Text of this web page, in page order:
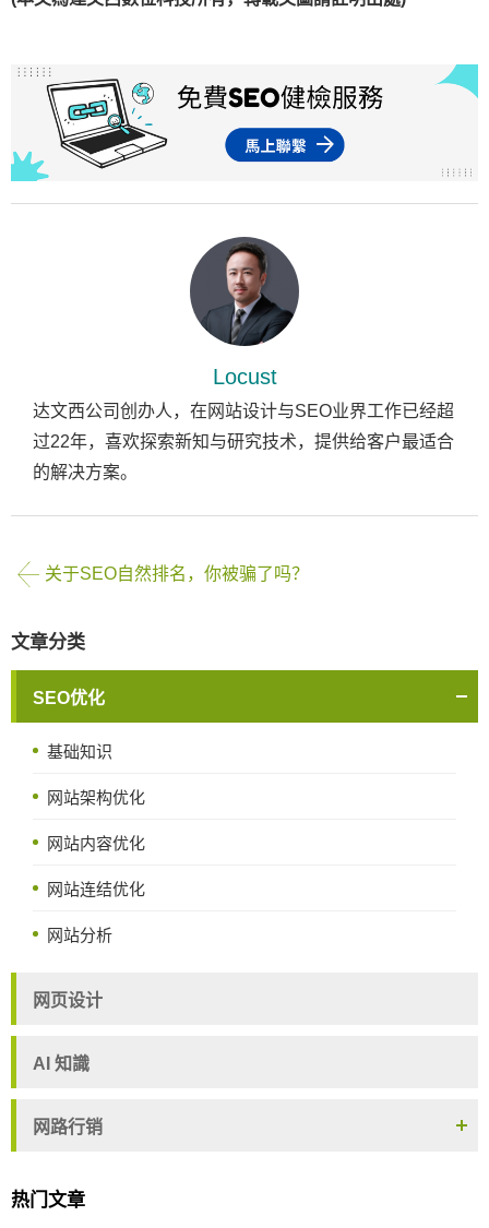
Locust
达文西公司创办人，在网站设计与SEO业界工作已经超
过22年，喜欢探索新知与研究技术，提供给客户最适合
的解决方案。
关于SEO自然排名，你被骗了吗？
文章分类
SEO优化
基础知识
网站架构优化
网站内容优化
网站连结优化
网站分析
网页设计
AI 知識
网路行销
热门文章